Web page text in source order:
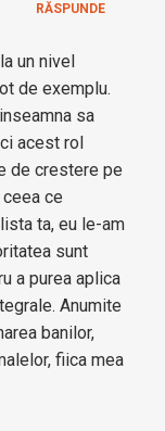
un nivel
de exemplu.
sa
acest rol
de crestere pe
ce
ta, eu le-am
sunt
a purea aplica
Anumite
banilor,
fiica mea
RĂSPUNDE